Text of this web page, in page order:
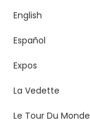
English
Español
Expos
La Vedette
Le Tour Du Monde